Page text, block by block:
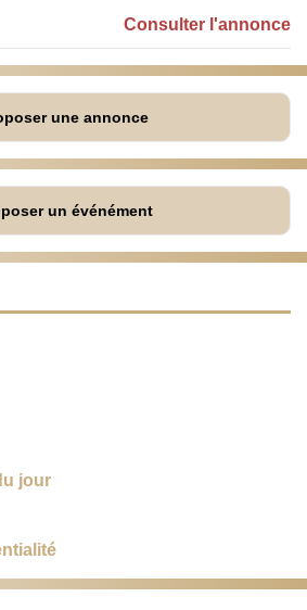
Consulter l'annonce
une annonce
un événément
jour